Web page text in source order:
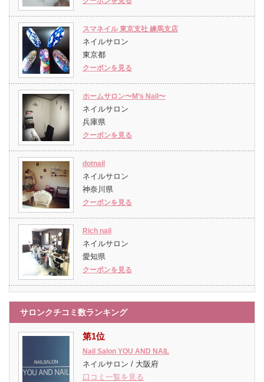
スマネイル 東京支社 練馬支店
ネイルサロン
東京都
クーポンを見る
ホームサロン〜M’s Nail〜
ネイルサロン
兵庫県
クーポンを見る
dotnail
ネイルサロン
神奈川県
クーポンを見る
Rich nail
ネイルサロン
愛知県
クーポンを見る
サロンクチコミ数ランキング
第1位
Nail Salon YOU AND NAIL
ネイルサロン / 大阪府
口コミ一覧を見る